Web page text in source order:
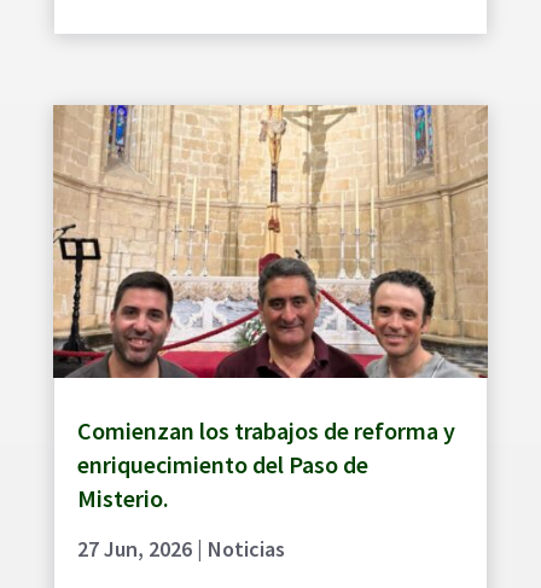
Comienzan los trabajos de reforma y
enriquecimiento del Paso de
Misterio.
27 Jun, 2026| Noticias